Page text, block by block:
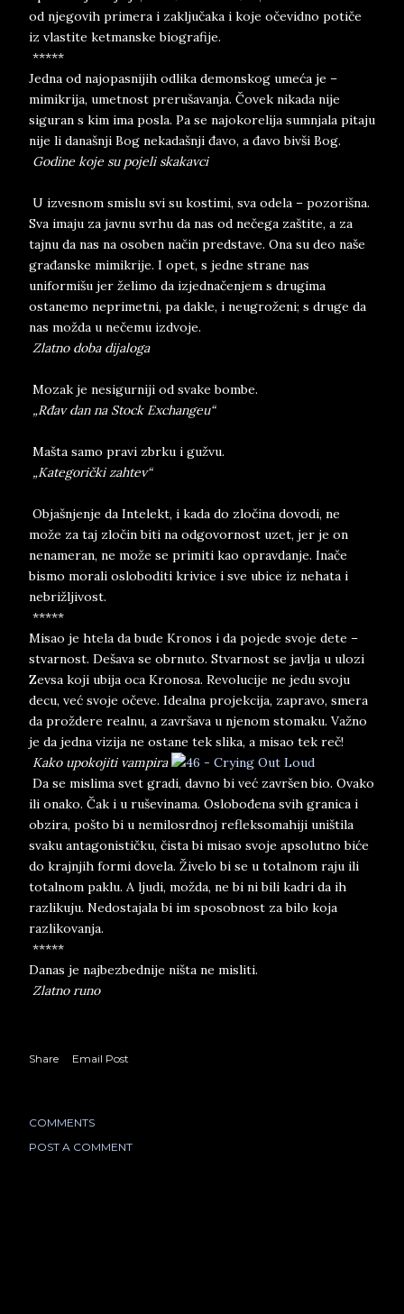
od njegovih primera i zaključaka i koje očevidno potiče
iz vlastite ketmanske biografije.
*****
Jedna od najopasnijih odlika demonskog umeća je –
mimikrija, umetnost prerušavanja. Čovek nikada nije
siguran s kim ima posla. Pa se najokorelija sumnjala pitaju
nije li današnji Bog nekadašnji đavo, a đavo bivši Bog.
Godine koje su pojeli skakavci
U izvesnom smislu svi su kostimi, sva odela – pozorišna.
Sva imaju za javnu svrhu da nas od nečega zaštite, a za
tajnu da nas na osoben način predstave. Ona su deo naše
građanske mimikrije. I opet, s jedne strane nas
uniformišu jer želimo da izjednačenjem s drugima
ostanemo neprimetni, pa dakle, i neugroženi; s druge da
nas možda u nečemu izdvoje.
Zlatno doba dijaloga
Mozak je nesigurniji od svake bombe.
„Rđav dan na Stock Exchangeu“
Mašta samo pravi zbrku i gužvu.
„Kategorički zahtev“
Objašnjenje da Intelekt, i kada do zločina dovodi, ne
može za taj zločin biti na odgovornost uzet, jer je on
nenameran, ne može se primiti kao opravdanje. Inače
bismo morali osloboditi krivice i sve ubice iz nehata i
nebrižljivost.
*****
Misao je htela da bude Kronos i da pojede svoje dete –
stvarnost. Dešava se obrnuto. Stvarnost se javlja u ulozi
Zevsa koji ubija oca Kronosa. Revolucije ne jedu svoju
decu, već svoje očeve. Idealna projekcija, zapravo, smera
da proždere realnu, a završava u njenom stomaku. Važno
je da jedna vizija ne ostane tek slika, a misao tek reč!
Kako upokojiti vampira
Da se mislima svet gradi, davno bi već završen bio. Ovako
ili onako. Čak i u ruševinama. Oslobođena svih granica i
obzira, pošto bi u nemilosrdnoj refleksomahiji uništila
svaku antagonističku, čista bi misao svoje apsolutno biće
do krajnjih formi dovela. Živelo bi se u totalnom raju ili
totalnom paklu. A ljudi, možda, ne bi ni bili kadri da ih
razlikuju. Nedostajala bi im sposobnost za bilo koja
razlikovanja.
*****
Danas je najbezbednije ništa ne misliti.
Zlatno runo
Share Email Post
COMMENTS
POST A COMMENT